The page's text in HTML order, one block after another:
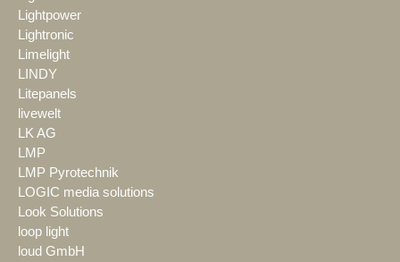
Lightpower
Lightronic
Limelight
LINDY
Litepanels
livewelt
LK AG
LMP
LMP Pyrotechnik
LOGIC media solutions
Look Solutions
loop light
loud GmbH